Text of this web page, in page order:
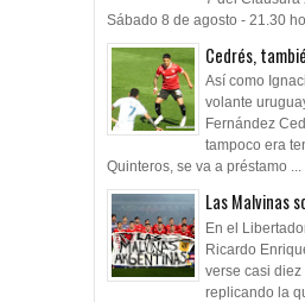
Sábado 8 de agosto - 21.30
Cedrés,
Así como
volante
Fernández
tampoco era
Quinteros, se va a préstamo ...
Las Malvinas
En el
Ricardo
verse casi
replicando la